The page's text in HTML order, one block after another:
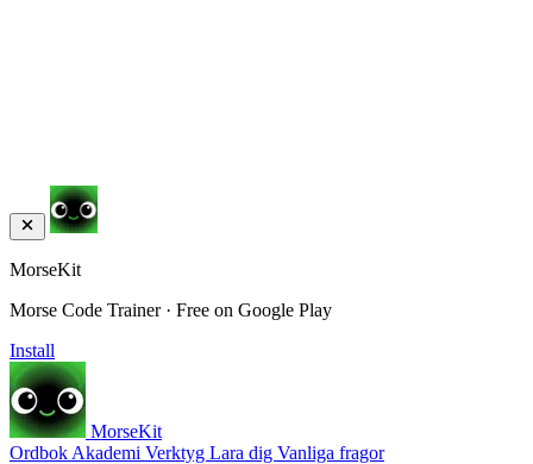
MorseKit
Morse Code Trainer · Free on Google Play
Install
MorseKit
Ordbok Akademi Verktyg Lara dig Vanliga fragor